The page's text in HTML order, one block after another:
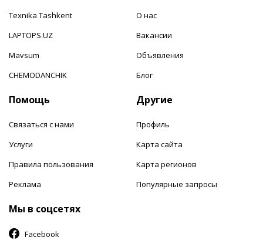
Texnika Tashkent
LAPTOPS.UZ
Mavsum
CHEMODANCHIK
О нас
Вакансии
Объявления
Блог
Помощь
Связаться с нами
Услуги
Правила пользования
Реклама
Другие
Профиль
Карта сайта
Карта регионов
Популярные запросы
Мы в соцсетях
Facebook